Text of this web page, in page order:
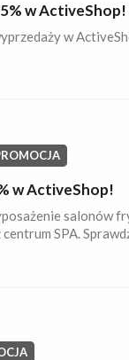
w ActiveShop!
w
w ActiveShop!
salonów
SPA.